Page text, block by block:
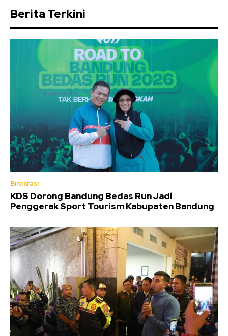
Berita Terkini
Birokrasi
KDS Dorong Bandung Bedas Run Jadi
Penggerak Sport Tourism Kabupaten Bandung